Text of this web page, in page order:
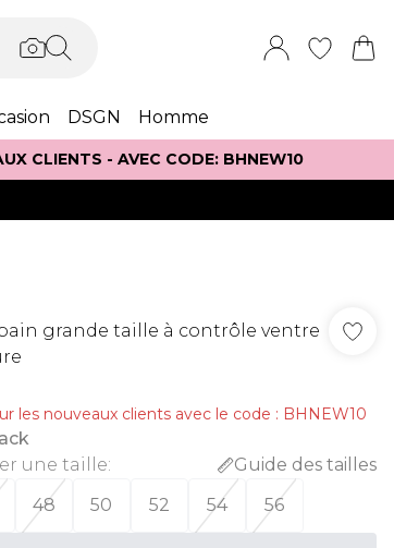
DSGN Homme
CLIENTS - AVEC CODE: BHNEW10
grande taille à contrôle ventre
les nouveaux clients avec le code : BHNEW10
une taille:
Guide des tailles
48 50 52 54 56